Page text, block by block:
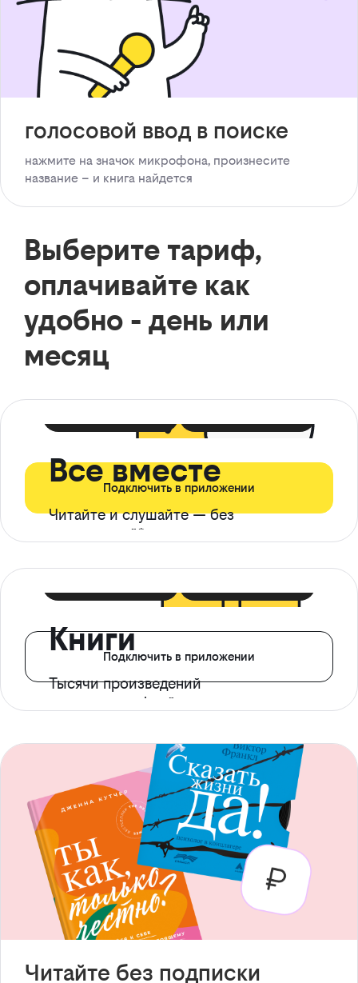
голосовой ввод в поиске
нажмите на значок микрофона, произнесите
название – и книга найдется
Выберите тариф,
оплачивайте как
удобно - день или
месяц
Все вместе
Читайте и слушайте — без
ограничений*
Подключить в приложении
Книги
Тысячи произведений
с доступом офлайн
Подключить в приложении
Читайте без подписки